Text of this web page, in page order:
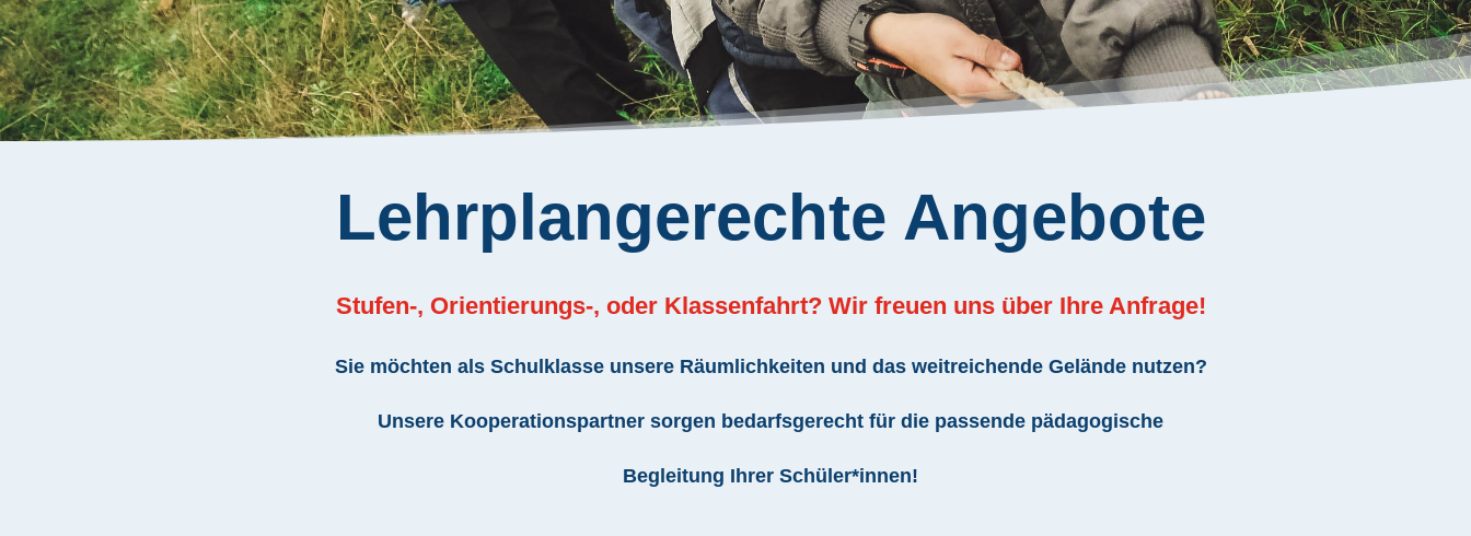
Lehrplangerechte Angebote
Stufen-, Orientierungs-, oder Klassenfahrt? Wir freuen uns über Ihre Anfrage!
Sie möchten als Schulklasse unsere Räumlichkeiten und das weitreichende Gelände nutzen?
Unsere Kooperationspartner sorgen bedarfsgerecht für die passende pädagogische
Begleitung Ihrer Schüler*innen!